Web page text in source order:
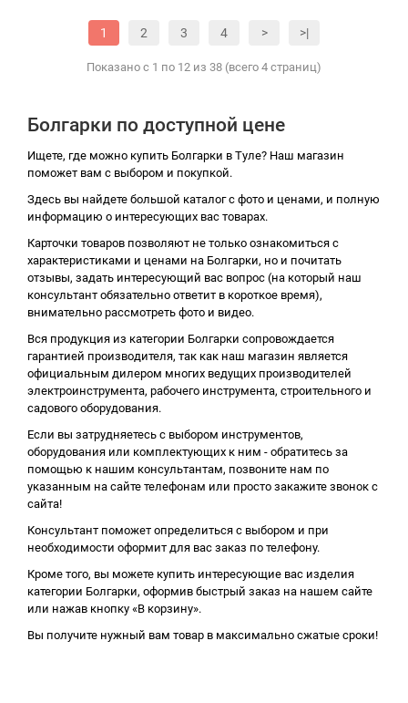
1 2 3 4 > >|
Показано с 1 по 12 из 38 (всего 4 страниц)
Болгарки по доступной цене
Ищете, где можно купить Болгарки в Туле? Наш магазин
поможет вам с выбором и покупкой.
Здесь вы найдете большой каталог с фото и ценами, и полную
информацию о интересующих вас товарах.
Карточки товаров позволяют не только ознакомиться с
характеристиками и ценами на Болгарки, но и почитать
отзывы, задать интересующий вас вопрос (на который наш
консультант обязательно ответит в короткое время),
внимательно рассмотреть фото и видео.
Вся продукция из категории Болгарки сопровождается
гарантией производителя, так как наш магазин является
официальным дилером многих ведущих производителей
электроинструмента, рабочего инструмента, строительного и
садового оборудования.
Если вы затрудняетесь с выбором инструментов,
оборудования или комплектующих к ним - обратитесь за
помощью к нашим консультантам, позвоните нам по
указанным на сайте телефонам или просто закажите звонок с
сайта!
Консультант поможет определиться с выбором и при
необходимости оформит для вас заказ по телефону.
Кроме того, вы можете купить интересующие вас изделия
категории Болгарки, оформив быстрый заказ на нашем сайте
или нажав кнопку «В корзину».
Вы получите нужный вам товар в максимально сжатые сроки!